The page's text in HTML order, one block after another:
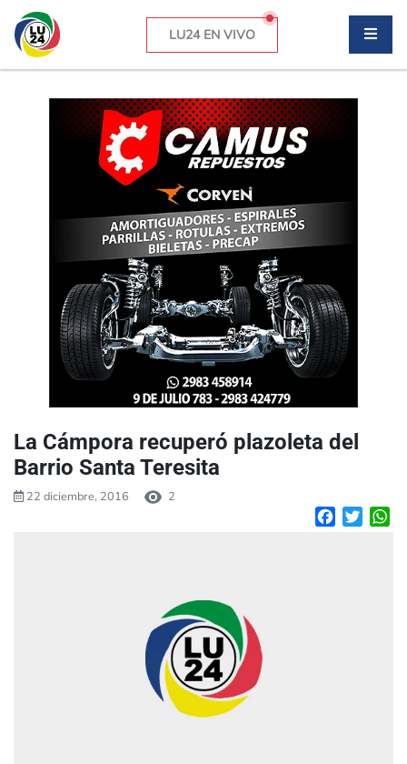
LU24 EN VIVO
La Cámpora recuperó plazoleta del
Barrio Santa Teresita
22 diciembre, 2016 2
Facebook